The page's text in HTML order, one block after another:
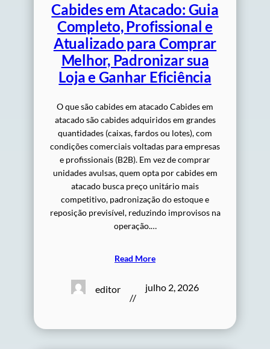
Cabides em Atacado: Guia
Completo, Profissional e
Atualizado para Comprar
Melhor, Padronizar sua
Loja e Ganhar Eficiência
O que são cabides em atacado Cabides em
atacado são cabides adquiridos em grandes
quantidades (caixas, fardos ou lotes), com
condições comerciais voltadas para empresas
e profissionais (B2B). Em vez de comprar
unidades avulsas, quem opta por cabides em
atacado busca preço unitário mais
competitivo, padronização do estoque e
reposição previsível, reduzindo improvisos na
operação.…
Read More
editor
//
julho 2, 2026